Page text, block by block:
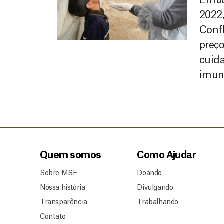
Quem somos
Sobre MSF
Nossa história
Transparência
Contato
Como Ajudar
Doando
Divulgando
Trabalhando